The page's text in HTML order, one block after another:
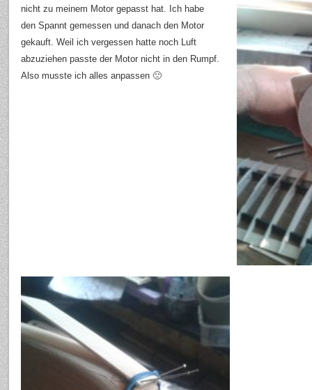
nicht zu meinem Motor gepasst hat. Ich habe
den Spannt gemessen und danach den Motor
gekauft. Weil ich vergessen hatte noch Luft
abzuziehen passte der Motor nicht in den Rumpf.
Also musste ich alles anpassen 🙁